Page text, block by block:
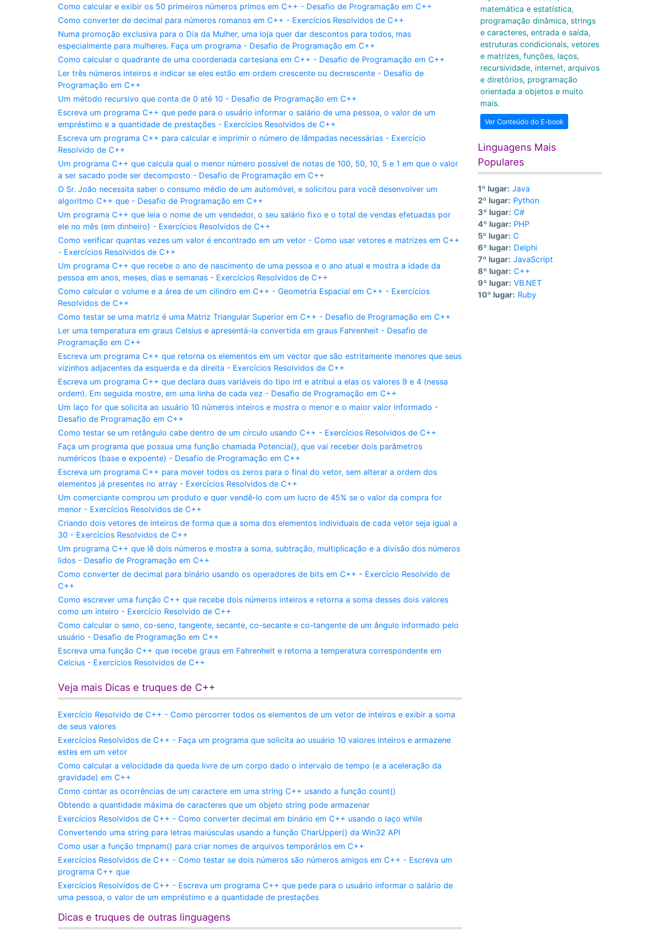
Como calcular e exibir os 50 primeiros números primos em C++ - Desafio de Programação em C++
Como converter de decimal para números romanos em C++ - Exercícios Resolvidos de C++
Numa promoção exclusiva para o Dia da Mulher, uma loja quer dar descontos para todos, mas
especialmente para mulheres. Faça um programa - Desafio de Programação em C++
Como calcular o quadrante de uma coordenada cartesiana em C++ - Desafio de Programação em C++
Ler três números inteiros e indicar se eles estão em ordem crescente ou decrescente - Desafio de
Programação em C++
Um método recursivo que conta de 0 até 10 - Desafio de Programação em C++
Escreva um programa C++ que pede para o usuário informar o salário de uma pessoa, o valor de um
empréstimo e a quantidade de prestações - Exercícios Resolvidos de C++
Escreva um programa C++ para calcular e imprimir o número de lâmpadas necessárias - Exercício
Resolvido de C++
Um programa C++ que calcula qual o menor número possível de notas de 100, 50, 10, 5 e 1 em que o valor
a ser sacado pode ser decomposto - Desafio de Programação em C++
O Sr. João necessita saber o consumo médio de um automóvel, e solicitou para você desenvolver um
algoritmo C++ que - Desafio de Programação em C++
Um programa C++ que leia o nome de um vendedor, o seu salário fixo e o total de vendas efetuadas por
ele no mês (em dinheiro) - Exercícios Resolvidos de C++
Como verificar quantas vezes um valor é encontrado em um vetor - Como usar vetores e matrizes em C++
- Exercícios Resolvidos de C++
Um programa C++ que recebe o ano de nascimento de uma pessoa e o ano atual e mostra a idade da
pessoa em anos, meses, dias e semanas - Exercícios Resolvidos de C++
Como calcular o volume e a área de um cilindro em C++ - Geometria Espacial em C++ - Exercícios
Resolvidos de C++
Como testar se uma matriz é uma Matriz Triangular Superior em C++ - Desafio de Programação em C++
Ler uma temperatura em graus Celsius e apresentá-la convertida em graus Fahrenheit - Desafio de
Programação em C++
Escreva um programa C++ que retorna os elementos em um vector que são estritamente menores que seus
vizinhos adjacentes da esquerda e da direita - Exercícios Resolvidos de C++
Escreva um programa C++ que declara duas variáveis do tipo int e atribui a elas os valores 9 e 4 (nessa
ordem). Em seguida mostre, em uma linha de cada vez - Desafio de Programação em C++
Um laço for que solicita ao usuário 10 números inteiros e mostra o menor e o maior valor informado -
Desafio de Programação em C++
Como testar se um retângulo cabe dentro de um círculo usando C++ - Exercícios Resolvidos de C++
Faça um programa que possua uma função chamada Potencia(), que vai receber dois parâmetros
numéricos (base e expoente) - Desafio de Programação em C++
Escreva um programa C++ para mover todos os zeros para o final do vetor, sem alterar a ordem dos
elementos já presentes no array - Exercícios Resolvidos de C++
Um comerciante comprou um produto e quer vendê-lo com um lucro de 45% se o valor da compra for
menor - Exercícios Resolvidos de C++
Criando dois vetores de inteiros de forma que a soma dos elementos individuais de cada vetor seja igual a
30 - Exercícios Resolvidos de C++
Um programa C++ que lê dois números e mostra a soma, subtração, multiplicação e a divisão dos números
lidos - Desafio de Programação em C++
Como converter de decimal para binário usando os operadores de bits em C++ - Exercício Resolvido de
C++
Como escrever uma função C++ que recebe dois números inteiros e retorna a soma desses dois valores
como um inteiro - Exercício Resolvido de C++
Como calcular o seno, co-seno, tangente, secante, co-secante e co-tangente de um ângulo informado pelo
usuário - Desafio de Programação em C++
Escreva uma função C++ que recebe graus em Fahrenheit e retorna a temperatura correspondente em
Celcius - Exercícios Resolvidos de C++
Veja mais Dicas e truques de C++
Exercício Resolvido de C++ - Como percorrer todos os elementos de um vetor de inteiros e exibir a soma
de seus valores
Exercícios Resolvidos de C++ - Faça um programa que solicita ao usuário 10 valores inteiros e armazene
estes em um vetor
Como calcular a velocidade da queda livre de um corpo dado o intervalo de tempo (e a aceleração da
gravidade) em C++
Como contar as ocorrências de um caractere em uma string C++ usando a função count()
Obtendo a quantidade máxima de caracteres que um objeto string pode armazenar
Exercícios Resolvidos de C++ - Como converter decimal em binário em C++ usando o laço while
Convertendo uma string para letras maiúsculas usando a função CharUpper() da Win32 API
Como usar a função tmpnam() para criar nomes de arquivos temporários em C++
Exercícios Resolvidos de C++ - Como testar se dois números são números amigos em C++ - Escreva um
programa C++ que
Exercícios Resolvidos de C++ - Escreva um programa C++ que pede para o usuário informar o salário de
uma pessoa, o valor de um empréstimo e a quantidade de prestações
Dicas e truques de outras linguagens
matemática e estatística,
programação dinâmica, strings
e caracteres, entrada e saída,
estruturas condicionais, vetores
e matrizes, funções, laços,
recursividade, internet, arquivos
e diretórios, programação
orientada a objetos e muito
mais.
Ver Conteúdo do E-book
Linguagens Mais
Populares
1º lugar: Java
2º lugar: Python
3º lugar: C#
4º lugar: PHP
5º lugar: C
6º lugar: Delphi
7º lugar: JavaScript
8º lugar: C++
9º lugar: VB.NET
10º lugar: Ruby